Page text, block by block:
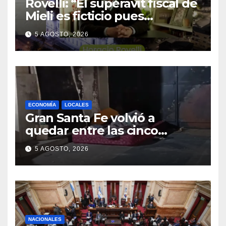
Rovelli: “El superavit fiscal de
Mieli es ficticio pues
debemos 480 mil millones de
dólares”
5 AGOSTO, 2026
ECONOMÍA LOCALES
Gran Santa Fe volvió a
quedar entre las cinco
regiones con más pobreza
del país
5 AGOSTO, 2026
NACIONALES